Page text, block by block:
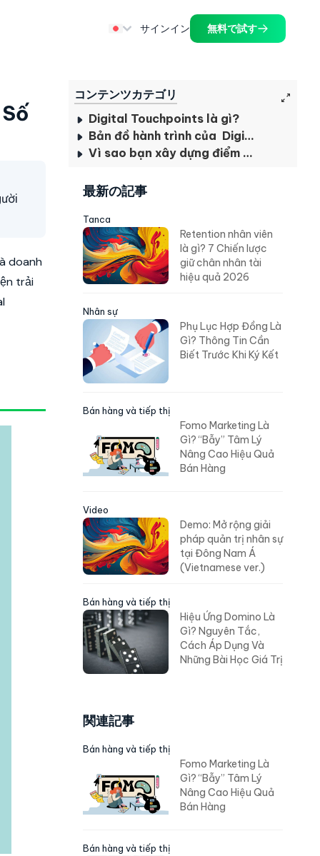
サインイン 無料で試す
doanh
trải
コンテンツカテゴリ
Digital Touchpoints là gì?
Bản đồ hành trình của Digital Touchpoints
Vì sao bạn xây dựng điểm chạm kỹ thuật số thất bại?
最新の記事
Tanca
Retention nhân viên
là gì? 7 Chiến lược
giữ chân nhân tài
hiệu quả 2026
Nhân sự
Phụ Lục Hợp Đồng Là
Gì? Thông Tin Cần
Biết Trước Khi Ký Kết
Bán hàng và tiếp thị
Fomo Marketing Là
Gì? “Bẫy” Tâm Lý
Nâng Cao Hiệu Quả
Bán Hàng
Video
Demo: Mở rộng giải
pháp quản trị nhân sự
tại Đông Nam Á
(Vietnamese ver.)
Bán hàng và tiếp thị
Hiệu Ứng Domino Là
Gì? Nguyên Tắc,
Cách Áp Dụng Và
Những Bài Học Giá Trị
関連記事
Bán hàng và tiếp thị
Fomo Marketing Là
Gì? “Bẫy” Tâm Lý
Nâng Cao Hiệu Quả
Bán Hàng
Bán hàng và tiếp thị